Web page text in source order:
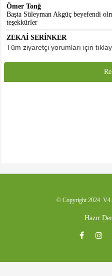
Ömer Tonğ
Başta Süleyman Akgüç beyefendi
teşekkürler
ZEKAİ SERİNKER
Merhabalar... Faaliyetlerinizi ve
medyadan takip ediyorduk.
Emeği geçenlere teşekkürler.
Tüm ziyaretçi yorumları için
© Copyright 2024
Hazır